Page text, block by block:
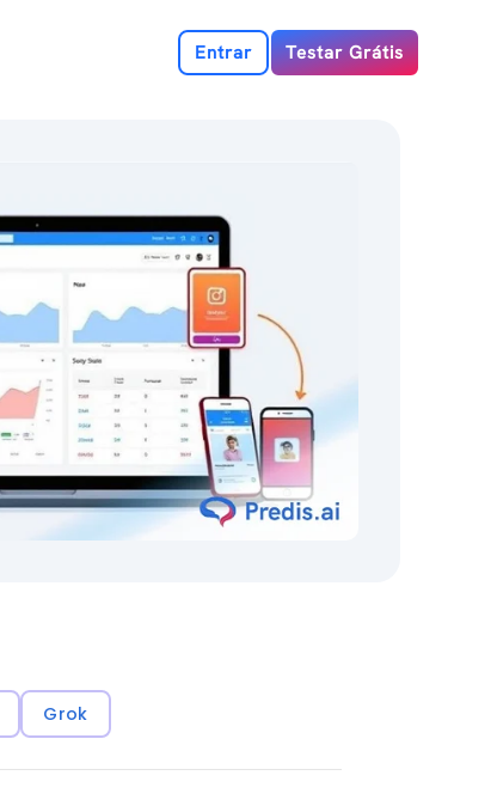
Entrar Testar Grátis
Grok